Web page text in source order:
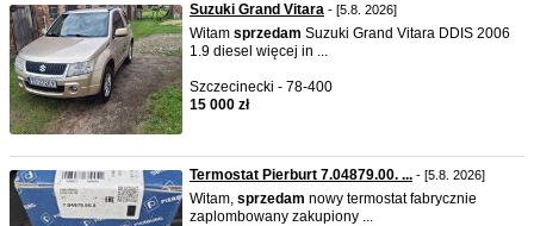
Suzuki Grand Vitara - [5.8. 2026]
Witam sprzedam Suzuki Grand Vitara DDIS 2006
1.9 diesel więcej in ...
Szczecinecki - 78-400
15 000 zł
Termostat Pierburt 7.04879.00. ... - [5.8. 2026]
Witam, sprzedam nowy termostat fabrycznie
zaplombowany zakupiony ...